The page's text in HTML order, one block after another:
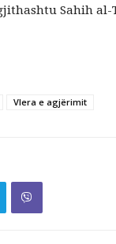
Sahih al-
Vlera e agjërimit